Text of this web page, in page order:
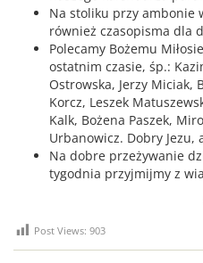
Na stoliku przy ambonie
również czasopisma dla
Polecamy Bożemu
ostatnim czasie, śp.:
Ostrowska, Jerzy Miciak,
Korcz, Leszek
Kalk, Bożena Paszek,
Urbanowicz. Dobry Jezu,
Na dobre przeżywanie
tygodnia przyjmijmy z
Post Views: 903